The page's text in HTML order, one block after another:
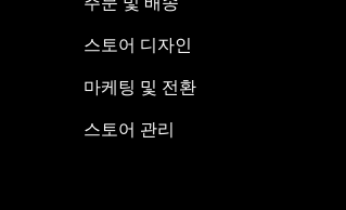
스토어 디자인
마케팅 및 전환
스토어 관리